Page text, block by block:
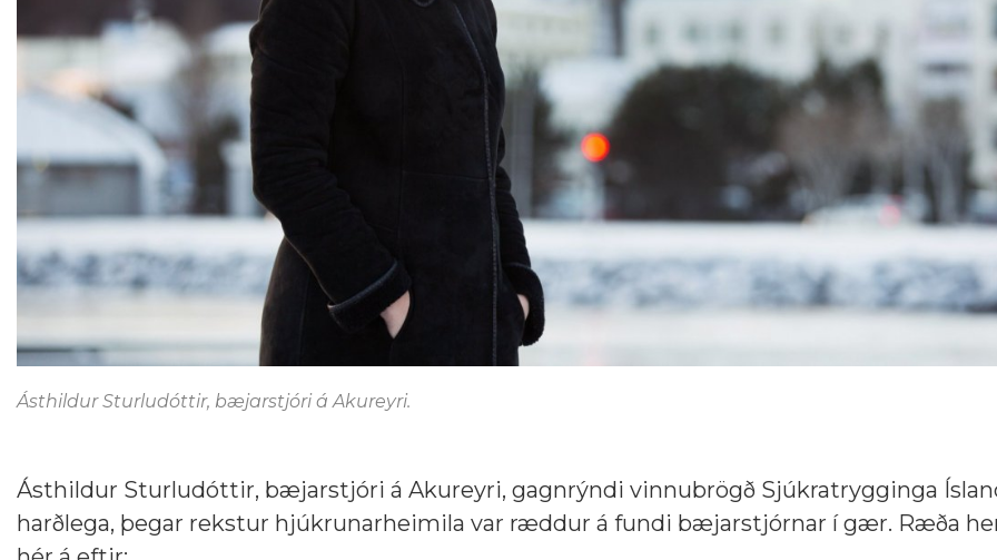
Ásthildur Sturludóttir, bæjarstjóri á Akureyri.
Ásthildur Sturludóttir, bæjarstjóri á Akureyri, gagnrýndi vinnubrögð Sjúkratrygginga
harðlega, þegar rekstur hjúkrunarheimila var ræddur á fundi bæjarstjórnar í gær. Ræða